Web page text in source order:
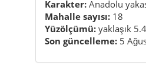
Karakter: Anadolu
Mahalle sayısı: 18
Yüzölçümü: yaklaşık
Son güncelleme: 5